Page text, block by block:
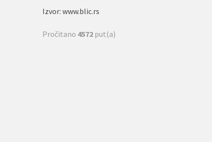
Izvor: www.blic.rs
Pročitano 4572 put(a)